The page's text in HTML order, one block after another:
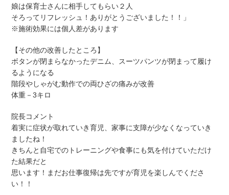
娘は保育士さんに相手してもらい２人
そろってリフレッシュ！ありがとうございました！！」
※施術効果には個人差があります
【その他の改善したところ】
ボタンが閉まらなかったデニム、スーツパンツが閉まって履け
るようになる
階段やしゃがむ動作での両ひざの痛みが改善
体重－3キロ
院長コメント
着実に症状が取れていき育児、家事に支障が少なくなっていき
ましたね！
きちんと自宅でのトレーニングや食事にも気を付けていただけ
た結果だと
思います！まだお仕事復帰は先ですが育児を楽しんでくださ
い！！